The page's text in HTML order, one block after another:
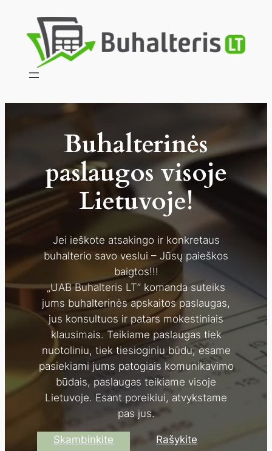
turinio
Buhalterinės
paslaugos visoje
Lietuvoje!
Jei ieškote atsakingo ir konkretaus
buhalterio savo veslui – Jūsų paieškos
baigtos!!!
„UAB Buhalteris LT” komanda suteiks
jums buhalterinės apskaitos paslaugas,
jus konsultuos ir patars mokestiniais
klausimais. Teikiame paslaugas tiek
nuotoliniu, tiek tiesioginiu būdu, esame
pasiekiami jums patogiais komunikavimo
būdais, paslaugas teikiame visoje
Lietuvoje. Esant poreikiui, atvykstame
pas jus.
Skambinkite
Rašykite